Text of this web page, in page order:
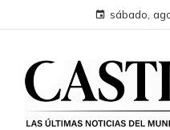
sábado,